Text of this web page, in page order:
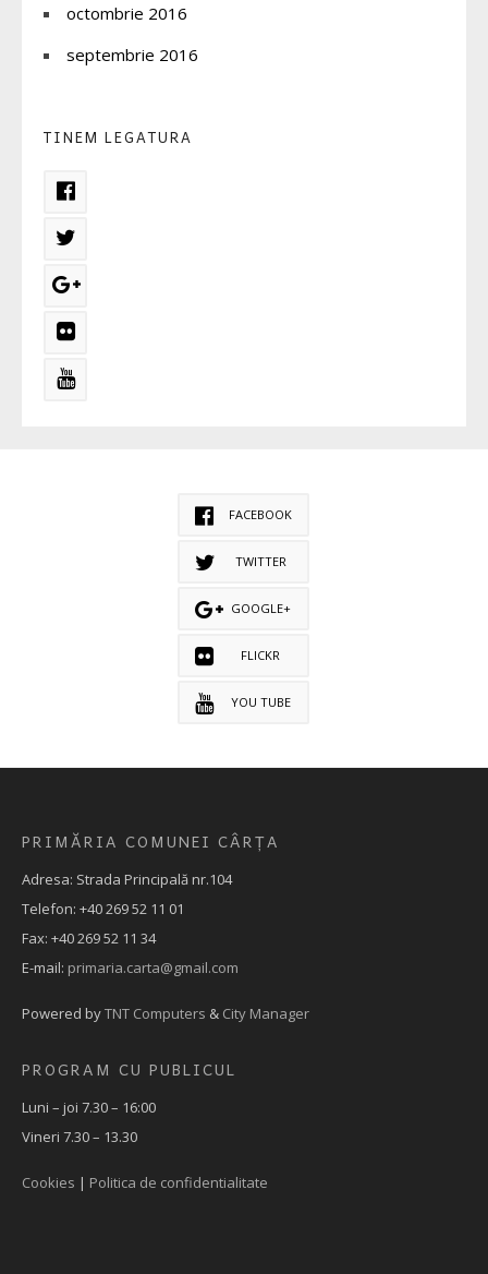
octombrie 2016
septembrie 2016
TINEM LEGATURA
FACEBOOK
TWITTER
GOOGLE+
FLICKR
YOU TUBE
PRIMĂRIA COMUNEI CÂRȚA
Adresa: Strada Principală nr.104
Telefon: +40 269 52 11 01
Fax: +40 269 52 11 34
E-mail: primaria.carta@gmail.com
Powered byTNT Computers & City Manager
PROGRAM CU PUBLICUL
Luni – joi 7.30 – 16:00
Vineri 7.30 – 13.30
Cookies | Politica de confidentialitate